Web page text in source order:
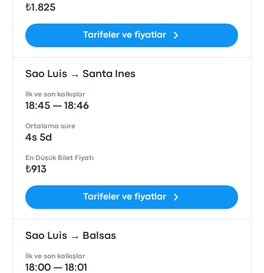
₺1.825
Tarifeler ve fiyatlar
Sao Luis → Santa Ines
İlk ve son kalkışlar
18:45 — 18:46
Ortalama süre
4s 5d
En Düşük Bilet Fiyatı
₺913
Tarifeler ve fiyatlar
Sao Luis → Balsas
İlk ve son kalkışlar
18:00 — 18:01